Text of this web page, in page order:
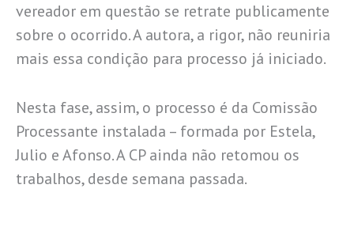
vereador em questão se retrate publicamente
sobre o ocorrido. A autora, a rigor, não reuniria
mais essa condição para processo já iniciado.
Nesta fase, assim, o processo é da Comissão
Processante instalada – formada por Estela,
Julio e Afonso. A CP ainda não retomou os
trabalhos, desde semana passada.